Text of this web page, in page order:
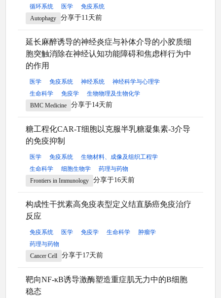
循环系统 医学
免疫系统
Autophagy
分享于11天前
延长麻醉诱导的神经炎症与补体介导的小胶质细
胞突触消除在神经认知功能障碍和焦虑样行为中
的作用
医学 免疫系统 神经系统
神经科学与心理学
生命科学
免疫学
生物物理及生物化学
BMC Medicine
分享于14天前
糖工程化CAR-T细胞以克服半乳糖凝集素-3介导
的免疫抑制
医学 免疫系统
生物材料、成像及组织工程学
生命科学
细胞生物学
药理与药物
Frontiers in Immunology
分享于16天前
构成性干扰素高免疫表型定义结直肠癌免疫治疗
反应
免疫系统 医学 免疫学 生命科学
肿瘤学
药理与药物
Cancer Cell
分享于17天前
靶向NF-κB诱导激酶塑造重症肌无力中的B细胞
稳态